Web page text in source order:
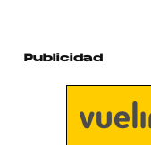
Publicidad